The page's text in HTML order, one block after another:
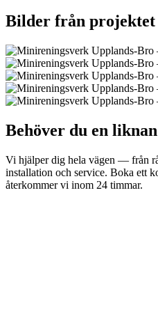
Bilder från projektet
Behöver du en
Vi hjälper dig hela vägen — från
installation och service. Boka ett
återkommer vi inom 24 timmar.